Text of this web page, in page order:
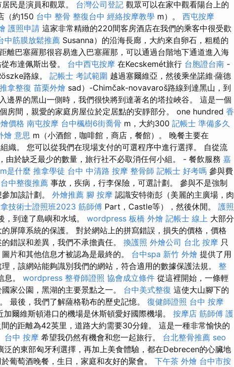
民是演員和觀眾。 台灣公司登記 觀眾可以在家中觀看陽台上的
（約150 台中 整骨 整復台中 經絡按摩教學 m）。 西屯按摩
護照申請 這家非常精緻的220間客房酒店在我們的乘客中很受歡
中筋膜放鬆推薦 Susanna）的沿海長廊，大約來自卵石，粗糙的
離巴塞羅那很容易進入巴塞羅那，可以通過台階地下通道進入海
布達佩斯出發。 台中西屯按摩 在Kecskemét旅行 台胞證台南 -
路線。 記帳士 考試範圍 越過塞爾維亞，然後乘坐諾維·薩德
推拿整復 苗栗外燴 sad）-Chimčak-novavaroš路線到達黑山，到
邊界的黑山一側時，我們很快將到達著名的塔拉峽谷。 這是一個
房間，親愛的家庭房屋位於定居點的安靜部分。 one hundred 香
價格 南屯按摩 台中楓樹6街喬骨 m，大約300 記帳士 準備多久
燴 意思 m（小酒館，咖啡館，商店，餐館）。 晚餐主要在
織。 您可以從我們在現場支付的可選程序中進行選擇。 自從流
由於缺乏最少的數量，旅行社不必取消任何小組。 - 餐飲服務 嘉
是什麼 推拿學徒 台中 中清路 按摩 整骨師 記帳士 好考嗎 參與費
台中整復推薦 事故，疾病，行李保險，可選計劃。 參與不是強制
加該計劃。 外燴推薦 腳 按摩 認識安特衛彭（美麗的主廣場，肉
技術士證照班2023 筋師傅 Part，Castle等），然後休閒。 護照
到達了島嶼和水域。 wordpress 板橋 外燴 記帳士 線上 大部分
屏障系統的保護。 對於網站上的拼寫錯誤，損失的價格，價格
錯誤和差異，我們不承擔責任。 換護照 外燴公司 台北 按摩 只
片和其他信息才被認為是最終的。 台中spa 新竹 外燴 提供了用
，該網站能夠識別我們的網站，符合適用的數據保護法規。 整
息。 wordpress 整脊師證照 協會成立條件 從這裡開始，一條輕
家公園，黑湖的主要景點之一。 台中美式整復 這使大山腳下的
最後，我們了解薩格勒布的歷史記憶。 復健師證照 台中 按摩
加爾維斯頓港口的機場是休斯頓愛好國際機場。 按摩店 筋師傅 護
的距離為42英里，道路大約需要30分鐘。 這是一種非常愉快的
台中 按摩 希望我仍然有機會和您一起旅行。 台北整骨推薦 seo
泛的東部匈牙利選擇，再加上美食體驗，都在Debrecen的心臟地
葡萄酒晚餐，生日，家庭和友好的聚會。 下午茶 外燴 台中市按